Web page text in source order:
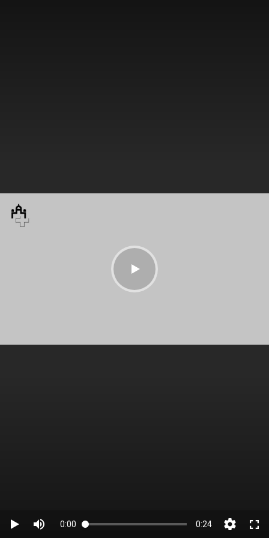
0:00 0:24